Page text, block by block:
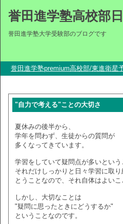
誉田進学塾高校部
誉田進学塾大学受験部のブログです
誉田進学塾premium高校部/東進衛星
"自力で考える"ことの大切さ
夏休みの後半から、
学年を問わず、生徒からの質問が
多くなってきています。
学習をしていて疑問点が多いという
それだけしっかりと日々学習に取
とうことなので、それ自体はよいこ
しかし、大切なことは
"疑問に思ったときにどうするか"
ということなのです。